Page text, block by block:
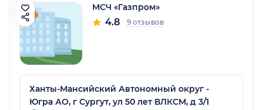
МСЧ «Газпром»
4.8 9 отзывов
Ханты-Мансийский Автономный округ -
Югра АО, г Сургут, ул 50 лет ВЛКСМ, д 3/1